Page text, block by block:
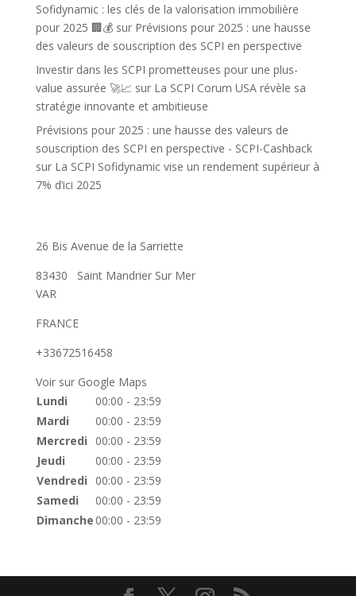
Sofidynamic : les clés de la valorisation immobilière
pour 2025 🏢💰sur Prévisions pour 2025 : une hausse
des valeurs de souscription des SCPI en perspective
Investir dans les SCPI prometteuses pour une plus-
value assurée 🚀📈 sur La SCPI Corum USA révèle sa
stratégie innovante et ambitieuse
Prévisions pour 2025 : une hausse des valeurs de
souscription des SCPI en perspective - SCPI-Cashback
sur La SCPI Sofidynamic vise un rendement supérieur à
7% d’ici 2025
26 Bis Avenue de la Sarriette
83430
Saint Mandrier Sur Mer
VAR
FRANCE
+33672516458
Voir sur Google Maps
Lundi
00:00 - 23:59
Mardi
00:00 - 23:59
Mercredi
00:00 - 23:59
Jeudi
00:00 - 23:59
Vendredi
00:00 - 23:59
Samedi
00:00 - 23:59
Dimanche 00:00 - 23:59